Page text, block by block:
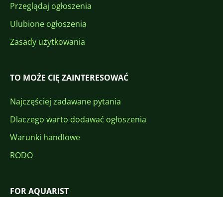
Przeglądaj ogłoszenia
Ulubione ogłoszenia
Zasady użytkowania
TO MOŻE CIĘ ZAINTERESOWAĆ
Najczęściej zadawane pytania
Dlaczego warto dodawać ogłoszenia
Warunki handlowe
RODO
FOR AQUARIST